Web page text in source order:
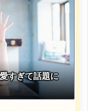
すぎて話題に